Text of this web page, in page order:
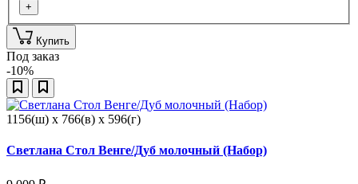
+
Купить
Под заказ
-10%
1156(ш) x 766(в) x 596(г)
Светлана Стол Венге/Дуб молочный (Набор)